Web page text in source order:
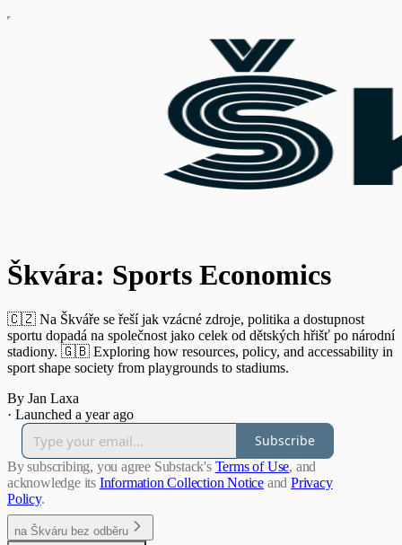
Škvára: Sports Economics
🇨🇿 Na Škváře se řeší jak vzácné zdroje, politika a dostupnost
sportu dopadá na společnost jako celek od dětských hřišť po národní
stadiony. 🇬🇧 Exploring how resources, policy, and accessability in
sport shape society from playgrounds to stadiums.
By Jan Laxa
· Launched a year ago
Subscribe
By subscribing, you agree Substack's Terms of Use, and
acknowledge its Information Collection Notice and Privacy
Policy.
na Škváru bez odběru